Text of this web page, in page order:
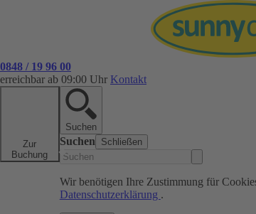
0848 / 19 96 00
erreichbar ab 09:00 Uhr Kontakt
Zur
Buchung
Suchen
Suchen Schließen
Wir benötigen Ihre Zustimmung für
Datenschutzerklärung .